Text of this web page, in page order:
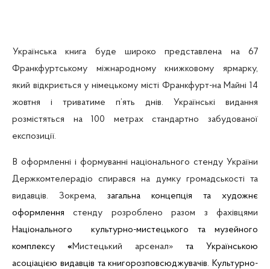
Українська книга буде широко представлена на 67
Франкфуртському міжнародному книжковому ярмарку,
який відкриється у німецькому місті Франкфурт-наМайні 14
жовтня і триватиме п’ять днів. Українські видання
розмістяться на 100 метрах стандартно забудованої
експозиції.
В оформленні і формуванні національного стенду України
Держкомтелерадіо спирався на думку громадськості та
видавців. Зокрема, загальна концепція та художнє
оформлення стенду розроблено разом з фахівцями
Національного культурно-мистецького та музейного
комплексу «Мистецький арсенал» та Українською
асоціацією видавців такнигорозповсюджувачів. Культурно-